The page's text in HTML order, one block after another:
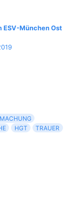
ESV-München Ost
HGT
TRAUER